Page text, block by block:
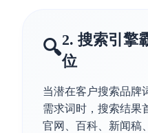
🔍2. 搜索引擎
位
当潜在客户搜索品牌
需求词时，搜索结果
官网、百科、新闻稿